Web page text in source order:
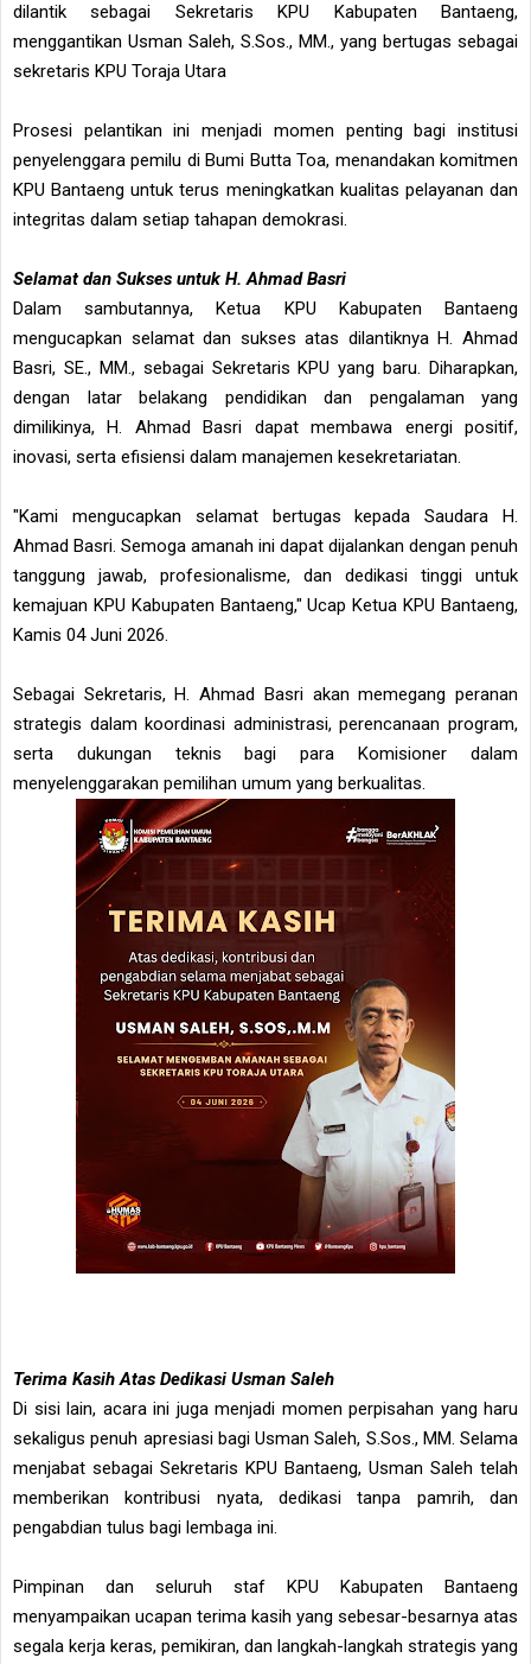
dilantik sebagai Sekretaris KPU Kabupaten Bantaeng,
menggantikan Usman Saleh, S.Sos., MM., yang bertugas sebagai
sekretaris KPU Toraja Utara
Prosesi pelantikan ini menjadi momen penting bagi institusi
penyelenggara pemilu di Bumi Butta Toa, menandakan komitmen
KPU Bantaeng untuk terus meningkatkan kualitas pelayanan dan
integritas dalam setiap tahapan demokrasi.
Selamat dan Sukses untuk H. Ahmad Basri
Dalam sambutannya, Ketua KPU Kabupaten Bantaeng
mengucapkan selamat dan sukses atas dilantiknya H. Ahmad
Basri, SE., MM., sebagai Sekretaris KPU yang baru. Diharapkan,
dengan latar belakang pendidikan dan pengalaman yang
dimilikinya, H. Ahmad Basri dapat membawa energi positif,
inovasi, serta efisiensi dalam manajemen kesekretariatan.
"Kami mengucapkan selamat bertugas kepada Saudara H.
Ahmad Basri. Semoga amanah ini dapat dijalankan dengan penuh
tanggung jawab, profesionalisme, dan dedikasi tinggi untuk
kemajuan KPU Kabupaten Bantaeng," Ucap Ketua KPU Bantaeng,
Kamis 04 Juni 2026.
Sebagai Sekretaris, H. Ahmad Basri akan memegang peranan
strategis dalam koordinasi administrasi, perencanaan program,
serta dukungan teknis bagi para Komisioner dalam
menyelenggarakan pemilihan umum yang berkualitas.
Terima Kasih Atas Dedikasi Usman Saleh
Di sisi lain, acara ini juga menjadi momen perpisahan yang haru
sekaligus penuh apresiasi bagi Usman Saleh, S.Sos., MM. Selama
menjabat sebagai Sekretaris KPU Bantaeng, Usman Saleh telah
memberikan kontribusi nyata, dedikasi tanpa pamrih, dan
pengabdian tulus bagi lembaga ini.
Pimpinan dan seluruh staf KPU Kabupaten Bantaeng
menyampaikan ucapan terima kasih yang sebesar-besarnya atas
segala kerja keras, pemikiran, dan langkah-langkah strategis yang